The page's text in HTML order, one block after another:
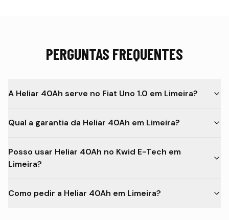
PERGUNTAS FREQUENTES
A Heliar 40Ah serve no Fiat Uno 1.0 em Limeira?
Qual a garantia da Heliar 40Ah em Limeira?
Posso usar Heliar 40Ah no Kwid E-Tech em
Limeira?
Como pedir a Heliar 40Ah em Limeira?